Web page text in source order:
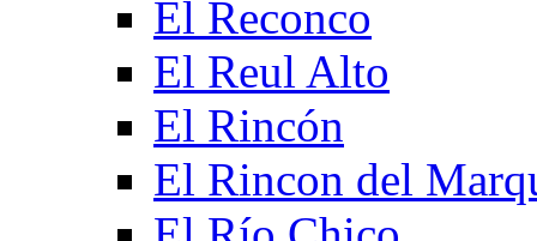
El Reconco
El Reul Alto
El Rincón
El Rincon del